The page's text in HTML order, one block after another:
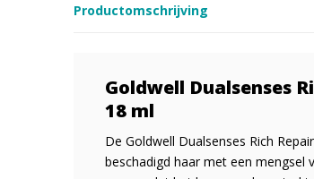
Productomschrijving
Goldwell Dualsenses
18 ml
De Goldwell Dualsenses Rich
beschadigd haar met een mengsel